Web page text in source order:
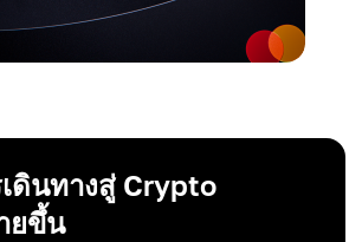
ดินทางสู่ Crypto
ยขึ้น